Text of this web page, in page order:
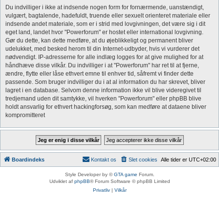
Du indvilliger i ikke at indsende nogen form for fornærmende, uanstændigt,
vulgært, bagtalende, hadefuldt, truende eller sexuelt orienteret materiale eller
indsende andet materiale, som er i strid med lovgivningen, det være sig i dit
eget land, landet hvor "Powerforum" er hostet eller international lovgivning.
Gør du dette, kan dette medføre, at du øjeblikkeligt og permanent bliver
udelukket, med besked herom til din Internet-udbyder, hvis vi vurderer det
nødvendigt. IP-adresserne for alle indlæg logges for at give mulighed for at
håndhæve disse vilkår. Du indvilliger i at "Powerforum" har ret til at fjerne,
ændre, flytte eller låse ethvert emne til enhver tid, såfremt vi finder dette
passende. Som bruger indvilliger du i at al information du har skrevet, bliver
lagret i en database. Selvom denne information ikke vil blive videregivet til
tredjemand uden dit samtykke, vil hverken "Powerforum" eller phpBB blive
holdt ansvarlig for ethvert hackingforsøg, som kan medføre at dataene bliver
kompromitteret
Boardindeks Alle tider er UTC+02:00
Slet cookies
Kontakt os
Style Developer by ©GTA game Forum.
Udviklet af phpBB® Forum Software © phpBB Limited
Privatliv| Vilkår